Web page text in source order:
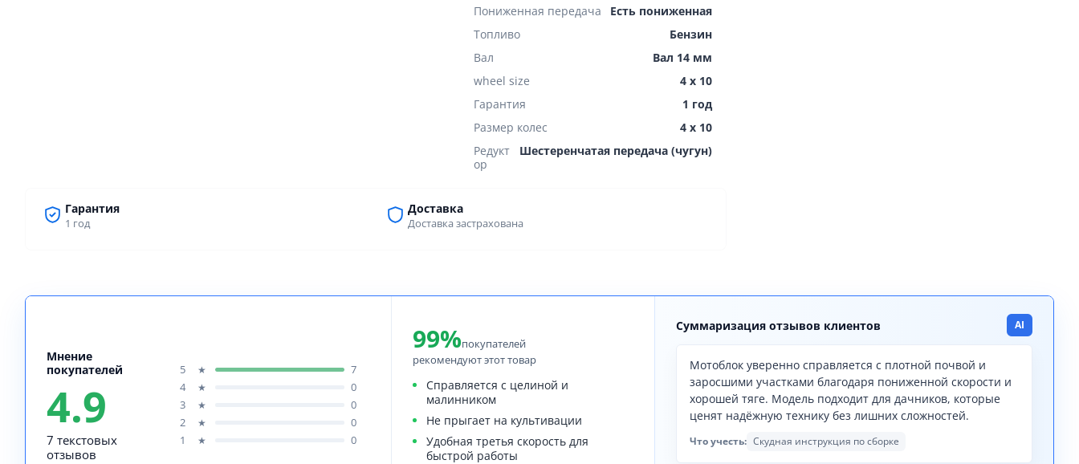
Пониженная передача
Есть пониженная
Топливо
Бензин
Вал
Вал 14 мм
wheel size
4 х 10
Гарантия
1 год
Размер колес
4 х 10
Редукт
ор
Шестеренчатая передача (чугун)
Гарантия
1 год
Доставка
Доставка застрахована
Мнение
покупателей
4.9
7 текстовых
отзывов
5 ★
7
4
★
0
3
★
0
2
★
0
1
★ 0
99%покупателей
рекомендуют этот товар
Справляется с целиной и
малинником
Не прыгает на культивации
Удобная третья скорость для
быстрой работы
Суммаризация отзывов клиентов AI
Мотоблок уверенно справляется с плотной почвой и
заросшими участками благодаря пониженной скорости и
хорошей тяге. Модель подходит для дачников, которые
ценят надёжную технику без лишних сложностей.
Что учесть: Скудная инструкция по сборке